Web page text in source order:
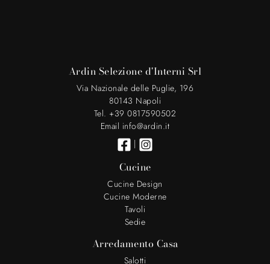
Ardin Selezione d'Interni Srl
Via Nazionale delle Puglie, 196
80143 Napoli
Tel. +39 0817590502
Email info@ardin.it
|
Cucine
Cucine Design
Cucine Moderne
Tavoli
Sedie
Arredamento Casa
Salotti